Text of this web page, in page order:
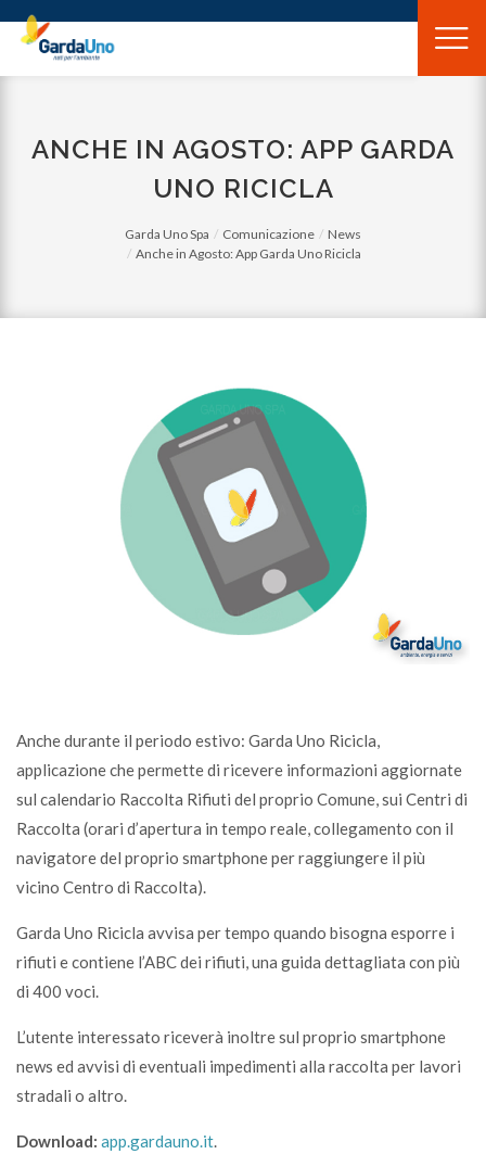
Gardauno
Spa
ANCHE IN AGOSTO: APP GARDA
UNO RICICLA
Garda Uno Spa Comunicazione
News
Anche in Agosto: App Garda Uno Ricicla
Anche durante il periodo estivo: Garda Uno Ricicla,
applicazione che permette di ricevere informazioni aggiornate
sul calendario Raccolta Rifiuti del proprio Comune, sui Centri di
Raccolta (orari d’apertura in tempo reale, collegamento con il
navigatore del proprio smartphone per raggiungere il più
vicino Centro di Raccolta).
Garda Uno Ricicla avvisa per tempo quando bisogna esporre i
rifiuti e contiene l’ABC dei rifiuti, una guida dettagliata con più
di 400 voci.
L’utente interessato riceverà inoltre sul proprio smartphone
news ed avvisi di eventuali impedimenti alla raccolta per lavori
stradali o altro.
Download: app.gardauno.it.